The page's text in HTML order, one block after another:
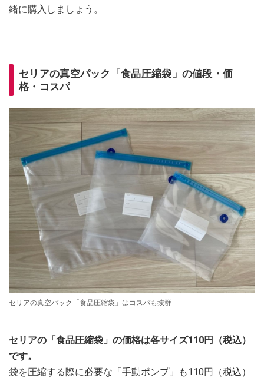
緒に購入しましょう。
セリアの真空パック「食品圧縮袋」の値段・価
格・コスパ
セリアの真空パック「食品圧縮袋」はコスパも抜群
セリアの「食品圧縮袋」の価格は各サイズ110円（税込）
です。
袋を圧縮する際に必要な「手動ポンプ」も110円（税込）